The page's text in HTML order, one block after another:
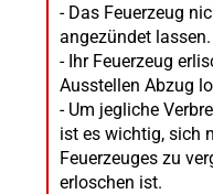
- Das Feuerzeug
angezündet lassen.
- Ihr Feuerzeug
Ausstellen Abzug
- Um jegliche
ist es wichtig, sich
Feuerzeuges zu
erloschen ist.